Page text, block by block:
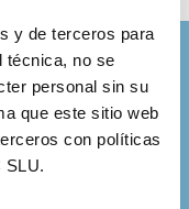
y de terceros para
técnica, no se
personal sin su
que este sitio web
con políticas
SLU.
12 de
Giromèdic al
siguiente